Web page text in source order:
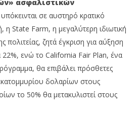
ασφαλιστικών
σε αυστηρό κρατικό
η State Farm, η μεγαλύτερη ιδιωτική
πολιτείας, ζητά έγκριση για αύξηση
ενώ το California Fair Plan, ένα
θα επιβάλει πρόσθετες
δολαρίων στους
το 50% θα μετακυλιστεί στους